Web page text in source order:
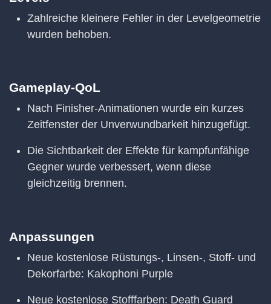
Zahlreiche kleinere Fehler in der Levelgeometrie
wurden behoben.
Gameplay-QoL
Nach Finisher-Animationen wurde ein kurzes
Zeitfenster der Unverwundbarkeit hinzugefügt.
Die Sichtbarkeit der Effekte für kampfunfähige
Gegner wurde verbessert, wenn diese
gleichzeitig brennen.
Anpassungen
Neue kostenlose Rüstungs-, Linsen-, Stoff- und
Dekorfarbe: Kakophoni Purple
Neue kostenlose Stofffarben: Death Guard